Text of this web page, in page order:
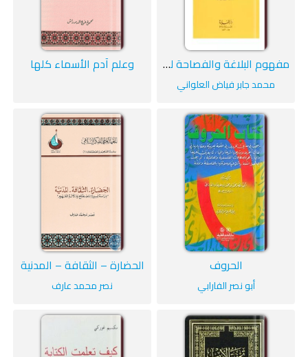
مفهوم البلاغة والفصاحة لغة واصطلاحاً
محمد جابر فياض العلواني
وعلم آدم الأسماء كلها
الحروف
أبو نصر الفارابي
الحضارة – الثقافة – المدنية
نصر محمد عارف